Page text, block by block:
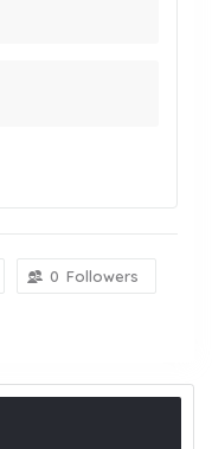
0 Followers